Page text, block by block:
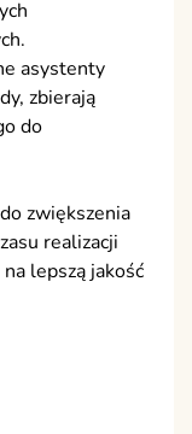
asystenty
zbierają
do
zwiększenia
realizacji
lepszą jakość